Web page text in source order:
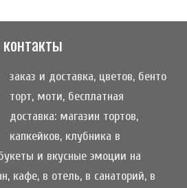
контакты
заказ и доставка, цветов, бенто
торт, моти, бесплатная
доставка: магазин тортов,
капкейков, клубника в
и вкусные эмоции на
кафе, в отель, в санаторий, в